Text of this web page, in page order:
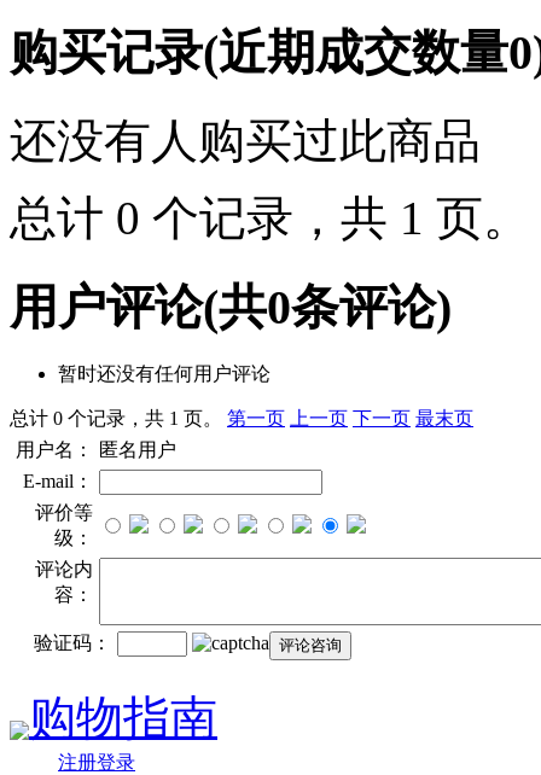
购买记录(近期成交数量0
还没有人购买过此商品
总计 0 个记录，共 1 页。
用户评论(共0条评论)
暂时还没有任何用户评论
总计 0 个记录，共 1 页。 第一页 上一页 下一页 最末页
用户名：
匿名用户
E-mail：
评价等
级：
评论内
容：
验证码：
购物指南
注册登录